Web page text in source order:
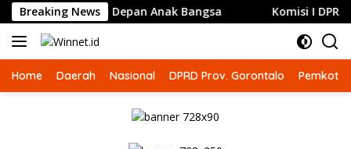
Langsung
ke
konten
Breaking News
Masa Depan Anak Bangsa Komisi I DPRD
Home Daerah Nasional DPRD Prov. Gorontalo Pemkot